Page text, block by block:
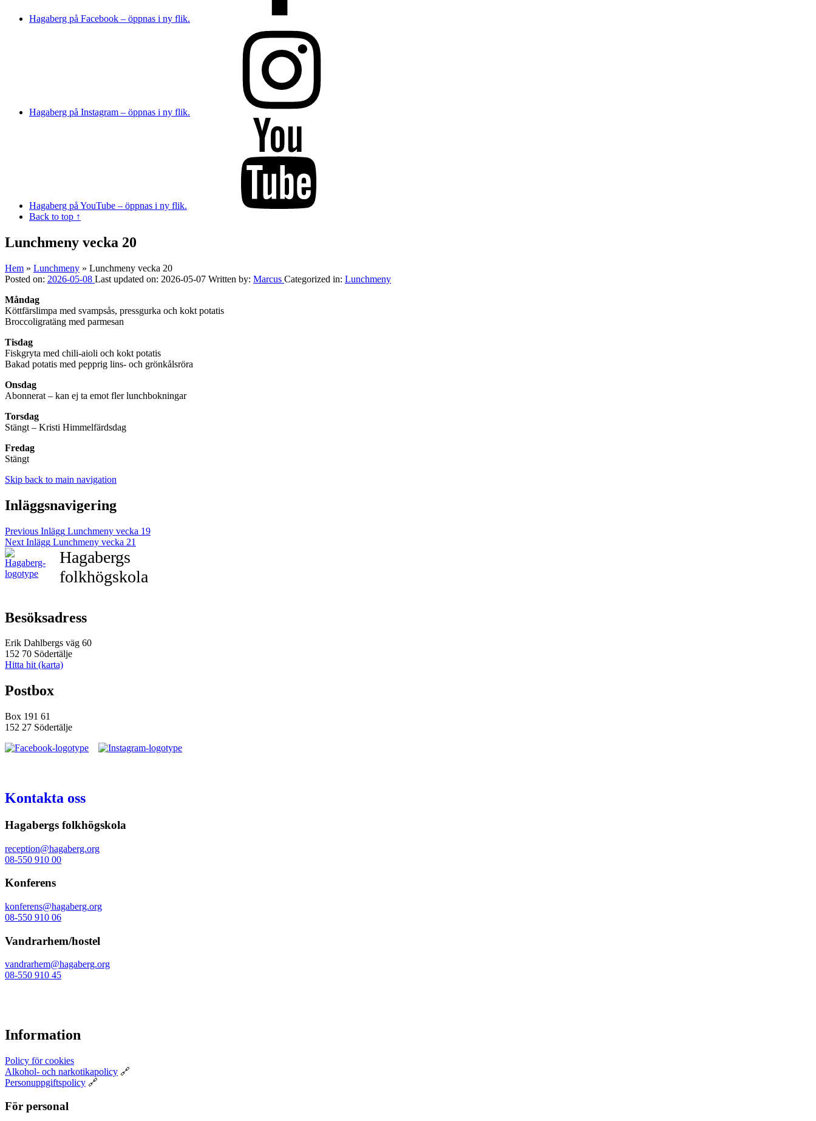
Hagaberg på Facebook – öppnas i ny flik.
Hagaberg på Instagram – öppnas i ny flik.
Hagaberg på YouTube – öppnas i ny flik.
Back to top ↑
Lunchmeny vecka 20
Hem » Lunchmeny » Lunchmeny vecka 20
Posted on: 2026-05-08 Last updated on: 2026-05-07 Written by: Marcus Categorized in: Lunchmeny
Måndag
Köttfärslimpa med svampsås, pressgurka och kokt potatis
Broccoligratäng med parmesan
Tisdag
Fiskgryta med chili-aioli och kokt potatis
Bakad potatis med pepprig lins- och grönkålsröra
Onsdag
Abonnerat – kan ej ta emot fler lunchbokningar
Torsdag
Stängt – Kristi Himmelfärdsdag
Fredag
Stängt
Skip back to main navigation
Inläggsnavigering
Previous Inlägg Lunchmeny vecka 19
Next Inlägg Lunchmeny vecka 21
Hagabergs
folkhögskola
Besöksadress
Erik Dahlbergs väg 60
152 70 Södertälje
Hitta hit (karta)
Postbox
Box 191 61
152 27 Södertälje
Kontakta oss
Hagabergs folkhögskola
reception@hagaberg.org
08-550 910 00
Konferens
konferens@hagaberg.org
08-550 910 06
Vandrarhem/hostel
vandrarhem@hagaberg.org
08-550 910 45
Information
Policy för cookies
Alkohol- och narkotikapolicy 🔗
Personuppgiftspolicy 🔗
För personal